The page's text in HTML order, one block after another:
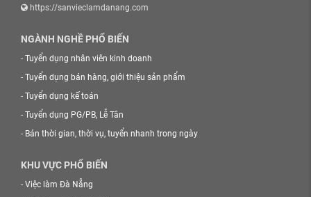
https://sanvieclamdanang.com
NGÀNH NGHỀ PHỔ BIẾN
- Tuyển dụng nhân viên kinh doanh
- Tuyển dụng bán hàng, giới thiệu sản phẩm
- Tuyển dụng kế toán
- Tuyển dụng PG/PB, Lễ Tân
- Bán thời gian, thời vụ, tuyển nhanh trong ngày
KHU VỰC PHỔ BIẾN
- Việc làm Đà Nẵng